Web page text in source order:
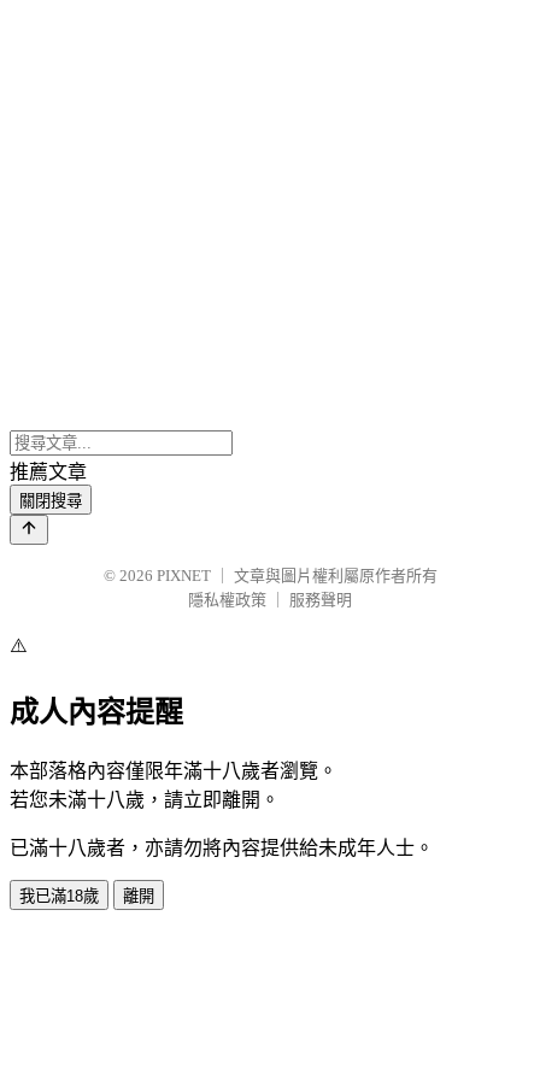
推薦文章
關閉搜尋
© 2026 PIXNET
文章與圖片權利屬原作者所有
隱私權政策
服務聲明
⚠️
成人內容提醒
本部落格內容僅限年滿十八歲者瀏覽。
若您未滿十八歲，請立即離開。
已滿十八歲者，亦請勿將內容提供給未成年人士。
我已滿18歲 離開